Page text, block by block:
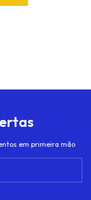
em primeira mão